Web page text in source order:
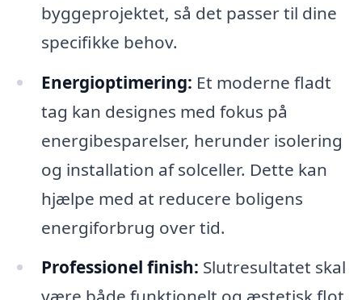
byggeprojektet, så det passer til dine
specifikke behov.
Energioptimering: Et moderne fladt
tag kan designes med fokus på
energibesparelser, herunder isolering
og installation af solceller. Dette kan
hjælpe med at reducere boligens
energiforbrug over tid.
Professionel finish: Slutresultatet skal